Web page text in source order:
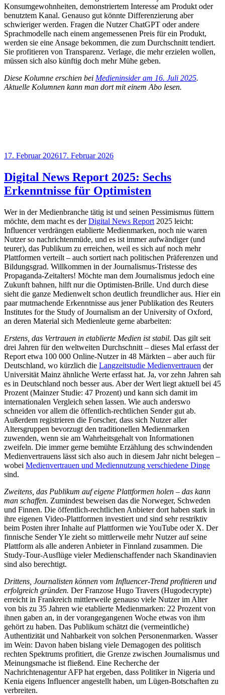
Konsumgewohnheiten, demonstriertem Interesse am Produkt oder
benutztem Kanal. Genauso gut könnte Differenzierung aber
schwieriger werden. Fragen die Nutzer ChatGPT oder andere
Sprachmodelle nach einem angemessenen Preis für ein Produkt,
werden sie eine Ansage bekommen, die zum Durchschnitt tendiert.
Sie profitieren von Transparenz. Verlage, die mehr erzielen wollen,
müssen sich also künftig doch mehr Mühe geben.
Diese Kolumne erschien bei Medieninsider am 16. Juli 2025.
Aktuelle Kolumnen kann man dort mit einem Abo lesen.
Veröffentlicht
17. Februar 202617. Februar 2026
Digital News Report 2025: Sechs
Erkenntnisse für Optimisten
Wer in der Medienbranche tätig ist und seinen Pessimismus füttern
möchte, dem macht es derDigital News Report 2025 leicht:
Influencer verdrängen etablierte Medienmarken, noch nie waren
Nutzer so nachrichtenmüde, und es ist immer aufwändiger (und
teurer), das Publikum zu erreichen, weil es sich auf noch mehr
Plattformen verteilt – auch sortiert nach politischen Präferenzen und
Bildungsgrad. Willkommen in der Journalismus-Tristesse des
Propaganda-Zeitalters! Möchte man dem Journalismus jedoch eine
Zukunft bahnen, hilft nur die Optimisten-Brille. Und durch diese
sieht die ganze Medienwelt schon deutlich freundlicher aus. Hier ein
paar mutmachende Erkenntnisse aus jener Publikation des Reuters
Institutes for the Study of Journalism an der University of Oxford,
an deren Material sich Medienleute gerne abarbeiten:
Erstens, das Vertrauen in etablierte Medien ist stabil. Das gilt seit
drei Jahren für den weltweiten Durchschnitt – dieses Mal erfasst der
Report etwa 100 000 Online-Nutzer in 48 Märkten – aber auch für
Deutschland, wo kürzlich die Langzeitstudie Medienvertrauen der
Universität Mainz ähnliche Werte erfasst hat. Ja, vor zehn Jahren sah
es in Deutschland noch besser aus. Aber der Wert liegt aktuell bei 45
Prozent (Mainzer Studie: 47 Prozent) und kann sich damit im
internationalen Vergleich sehen lassen. Wie auch anderswo
schneiden vor allem die öffentlich-rechtlichen Sender gut ab.
Außerdem registrieren die Forscher, dass sich Nutzer aller
Altersgruppen bevorzugt den traditionellen Medienmarken
zuwenden, wenn sie am Wahrheitsgehalt von Informationen
zweifeln. Die immer gerne bemühte Erzählung des schwindenden
Medienvertrauens lässt sich also auch in diesem Jahr nicht belegen –
wobei Medienvertrauen und Mediennutzung verschiedene Dinge
sind.
Zweitens, das Publikum auf eigene Plattformen holen – das kann
man schaffen. Zumindest beweisen das die Norweger, Schweden
und Finnen. Die öffentlich-rechtlichen Anbieter dort haben stark in
ihre eigenen Video-Plattformen investiert und sind sehr restriktiv
beim Posten ihrer Inhalte auf Plattformen wie YouTube oder X. Der
finnische Sender Yle zieht so mittlerweile mehr Nutzer auf seine
Plattform als alle anderen Anbieter in Finnland zusammen. Die
Study-Tour-Ausflüge vieler Medienschaffender nach Skandinavien
sind also berechtigt.
Drittens, Journalisten können vom Influencer-Trend profitieren und
erfolgreich gründen. Der Franzose Hugo Travers (Hugodecrypte)
erreicht in Frankreich mittlerweile genauso viele Nutzer im Alter
von bis zu 35 Jahren wie etablierte Medienmarken: 22 Prozent von
ihnen gaben an, in der vorangegangenen Woche etwas von ihm
gehört zu haben. Das Publikum schätzt die (vermeintliche)
Authentizität und Nahbarkeit von solchen Personenmarken. Wasser
im Wein: Davon haben bislang viele Demagogen des politisch
rechten Spektrums profitiert, die Grenze zwischen Journalismus und
Meinungsmache ist fließend. Eine Recherche der
Nachrichtenagentur AFP hat ergeben, dass Politiker in Nigeria und
Kenia eigens Influencer angestellt haben, um Lügen-Botschaften zu
verbreiten.